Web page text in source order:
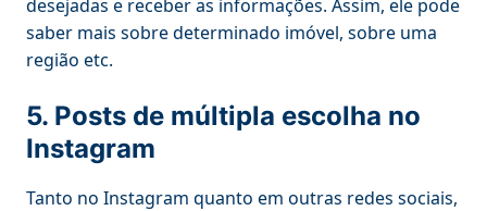
desejadas e receber as informações. Assim, ele pode
saber mais sobre determinado imóvel, sobre uma
região etc.
5. Posts de múltipla escolha no
Instagram
Tanto no Instagram quanto em outras redes sociais,